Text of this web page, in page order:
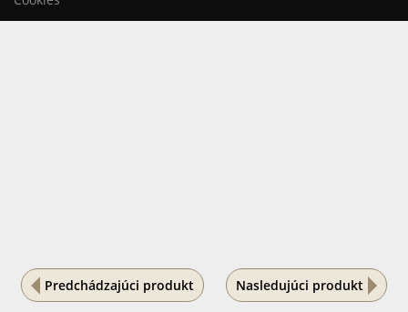
Predchádzajúci produkt Nasledujúci produkt